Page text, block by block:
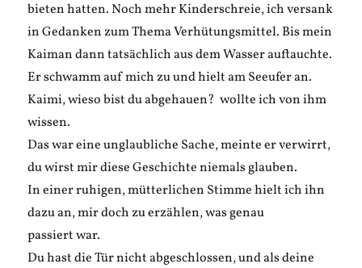
bieten hatten. Noch mehr Kinderschreie, ich versank
in Gedanken zum Thema Verhütungsmittel. Bis mein
Kaiman dann tatsächlich aus dem Wasser auftauchte.
Er schwamm auf mich zu und hielt am Seeufer an.
Kaimi, wieso bist du abgehauen? wollte ich von ihm
wissen.
Das war eine unglaubliche Sache, meinte er verwirrt,
du wirst mir diese Geschichte niemals glauben.
In einer ruhigen, mütterlichen Stimme hielt ich ihn
dazu an, mir doch zu erzählen, was genau
passiert war.
Du hast die Tür nicht abgeschlossen, und als deine